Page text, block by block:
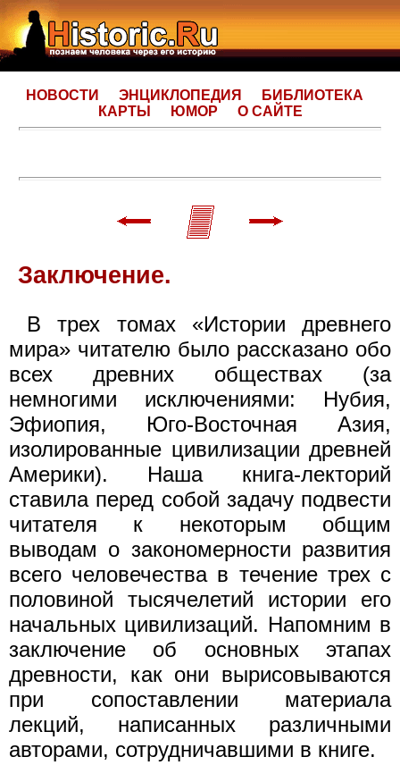
НОВОСТИ ЭНЦИКЛОПЕДИЯ
БИБЛИОТЕКА
КАРТЫ
ЮМОР О САЙТЕ
Заключение.
В трех томах «Истории древнего
мира» читателю было рассказано обо
всех древних обществах (за
немногими исключениями: Нубия,
Эфиопия, Юго-Восточная Азия,
изолированные цивилизации древней
Америки). Наша книга-лекторий
ставила перед собой задачу подвести
читателя к некоторым общим
выводам о закономерности развития
всего человечества в течение трех с
половиной тысячелетий истории его
начальных цивилизаций. Напомним в
заключение об основных этапах
древности, как они вырисовываются
при сопоставлении материала
лекций, написанных различными
авторами, сотрудничавшими в книге.